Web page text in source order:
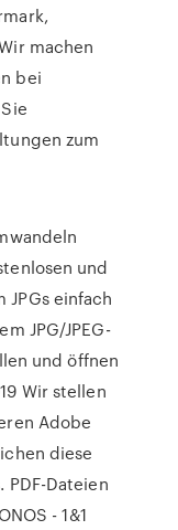
machen
bei
zum
und
JPGs einfach
JPG/JPEG-
und öffnen
Wir stellen
Adobe
diese
PDF-Dateien
- 1&1